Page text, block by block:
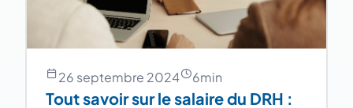
26 septembre 2024 6min
Tout savoir sur le salaire du DRH :